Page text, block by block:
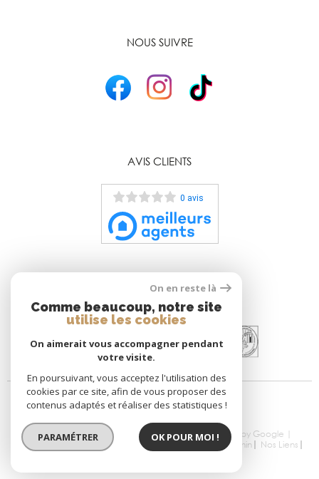
NOUS SUIVRE
AVIS CLIENTS
0 avis
ADHÉRENTS
© 2026 | Tous droits réservés | Traduction powered by Google |
Nos Honoraires
Plan Du Site Admin
Nos Liens
On en reste là
Comme beaucoup, notre site
utilise les cookies
On aimerait vous accompagner pendant
votre visite.
En poursuivant, vous acceptez l'utilisation des
cookies par ce site, afin de vous proposer des
contenus adaptés et réaliser des statistiques !
PARAMÉTRER OK POUR MOI !